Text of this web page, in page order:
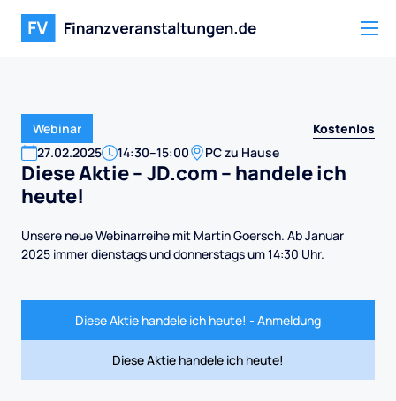
Webinar
Kostenlos
27.02.2025 14:30–15:00 PC zu Hause
Diese Aktie -- JD.com -- handele ich
heute!
Unsere neue Webinarreihe mit Martin Goersch. Ab Januar
2025 immer dienstags und donnerstags um 14:30 Uhr.
Diese Aktie handele ich heute! - Anmeldung
Diese Aktie handele ich heute!